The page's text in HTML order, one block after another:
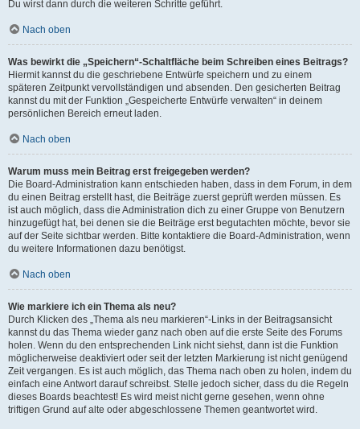
Du wirst dann durch die weiteren Schritte geführt.
Nach oben
Was bewirkt die „Speichern“-Schaltfläche beim Schreiben eines Beitrags?
Hiermit kannst du die geschriebene Entwürfe speichern und zu einem
späteren Zeitpunkt vervollständigen und absenden. Den gesicherten Beitrag
kannst du mit der Funktion „Gespeicherte Entwürfe verwalten“ in deinem
persönlichen Bereich erneut laden.
Nach oben
Warum muss mein Beitrag erst freigegeben werden?
Die Board-Administration kann entschieden haben, dass in dem Forum, in dem
du einen Beitrag erstellt hast, die Beiträge zuerst geprüft werden müssen. Es
ist auch möglich, dass die Administration dich zu einer Gruppe von Benutzern
hinzugefügt hat, bei denen sie die Beiträge erst begutachten möchte, bevor sie
auf der Seite sichtbar werden. Bitte kontaktiere die Board-Administration, wenn
du weitere Informationen dazu benötigst.
Nach oben
Wie markiere ich ein Thema als neu?
Durch Klicken des „Thema als neu markieren“-Links in der Beitragsansicht
kannst du das Thema wieder ganz nach oben auf die erste Seite des Forums
holen. Wenn du den entsprechenden Link nicht siehst, dann ist die Funktion
möglicherweise deaktiviert oder seit der letzten Markierung ist nicht genügend
Zeit vergangen. Es ist auch möglich, das Thema nach oben zu holen, indem du
einfach eine Antwort darauf schreibst. Stelle jedoch sicher, dass du die Regeln
dieses Boards beachtest! Es wird meist nicht gerne gesehen, wenn ohne
triftigen Grund auf alte oder abgeschlossene Themen geantwortet wird.